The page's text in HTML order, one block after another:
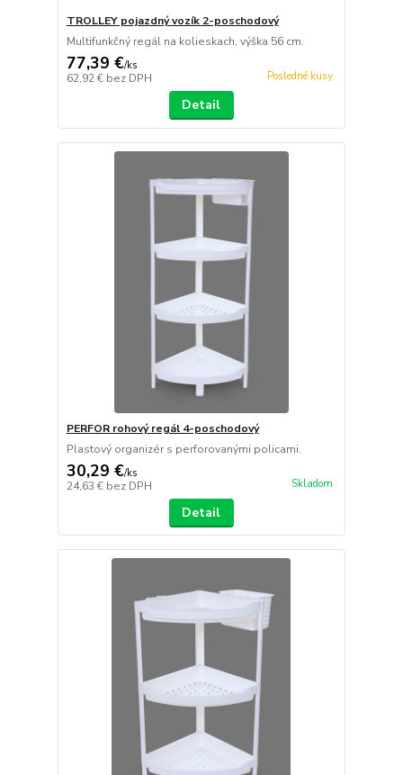
TROLLEY pojazdný vozík 2-poschodový
Multifunkčný regál na kolieskach, výška 56 cm.
77,39 €/ks
62,92 € bez DPH Posledné kusy
Detail
PERFOR rohový regál 4-poschodový
Plastový organizér s perforovanými policami.
30,29 €/ks
24,63 € bez DPH Skladom
Detail